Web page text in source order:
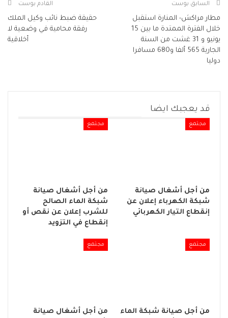
السابق بوست
مطار مراكش- المنارة استقبل
خلال الفترة الممتدة ما بين 15
يونيو و 31 غشت من السنة
الجارية 565 ألفا و680 مسافرا
دوليا
القادم بوست
حقيقة ضبط نائب وكيل الملك
رفقة محامية في وضعية لا
أخلاقية
قد يعجبك ايضا
مجتمع
من أجل أشغال صيانة
شبكة الكهرباء إعلان عن
إنقطاع التيار الكهربائي
مجتمع
من أجل أشغال صيانة
شبكة الماء الصالح
للشرب إعلان عن نقص أو
إنقطاع في التزويد
مجتمع
من أجل صيانة شبكة الماء
مجتمع
من أجل أشغال صيانة